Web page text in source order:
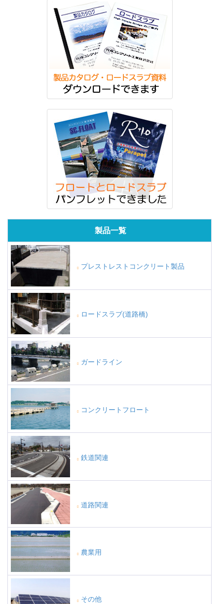
製品一覧
プレストレストコンクリート製品
ロードスラブ(道路橋)
ガードライン
コンクリートフロート
鉄道関連
道路関連
農業用
その他